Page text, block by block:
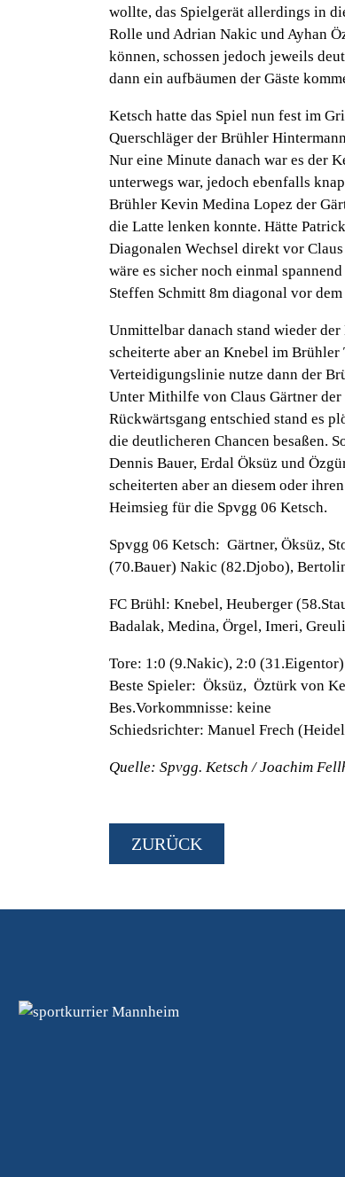
wollte, das Spielgerät allerdings in
Rolle und Adrian Nakic und Ayhan
können, schossen jedoch jeweils
dann ein aufbäumen der Gäste
Ketsch hatte das Spiel nun fest im
Querschläger der Brühler
Nur eine Minute danach war es der
unterwegs war, jedoch ebenfalls
Brühler Kevin Medina Lopez der
die Latte lenken konnte. Hätte
Diagonalen Wechsel direkt vor
wäre es sicher noch einmal
Steffen Schmitt 8m diagonal vor
Unmittelbar danach stand wieder
scheiterte aber an Knebel im
Verteidigungslinie nutze dann der
Unter Mithilfe von Claus Gärtner
Rückwärtsgang entschied stand es
die deutlicheren Chancen besaßen.
Dennis Bauer, Erdal Öksüz und
scheiterten aber an diesem oder
Heimsieg für die Spvgg 06 Ketsch.
Spvgg 06 Ketsch: Gärtner, Öksüz,
(70.Bauer) Nakic (82.Djobo),
FC Brühl:Knebel, Heuberger
Badalak, Medina, Örgel, Imeri,
Tore: 1:0 (9.Nakic), 2:0
Beste Spieler: Öksüz, Öztürk von
Bes.Vorkommnisse: keine
Schiedsrichter: Manuel Frech
Quelle: Spvgg. Ketsch / Joachim
ZURÜCK